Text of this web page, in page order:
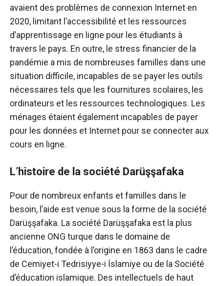
avaient des problèmes de connexion Internet en
2020, limitant l’accessibilité et les ressources
d’apprentissage en ligne pour les étudiants à
travers le pays. En outre, le stress financier de la
pandémie a mis de nombreuses familles dans une
situation difficile, incapables de se payer les outils
nécessaires tels que les fournitures scolaires, les
ordinateurs et les ressources technologiques. Les
ménages étaient également incapables de payer
pour les données et Internet pour se connecter aux
cours en ligne.
L’histoire de la société Darüşşafaka
Pour de nombreux enfants et familles dans le
besoin, l’aide est venue sous la forme de la société
Darüşşafaka. La société Darüşşafaka est la plus
ancienne ONG turque dans le domaine de
l’éducation, fondée à l’origine en 1863 dans le cadre
de Cemiyet-i Tedrisiyye-i İslamiye ou de la Société
d’éducation islamique. Des intellectuels de haut